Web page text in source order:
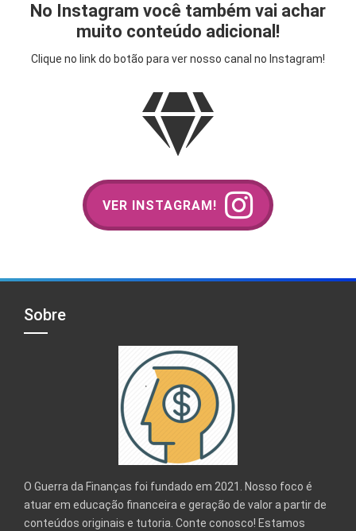
No Instagram você também vai achar
muito conteúdo adicional!
Clique no link do botão para ver nosso canal no Instagram!
VER INSTAGRAM!
Sobre
O Guerra da Finanças foi fundado em 2021. Nosso foco é
atuar em educação financeira e geração de valor a partir de
conteúdos originais e tutoria. Conte conosco! Estamos